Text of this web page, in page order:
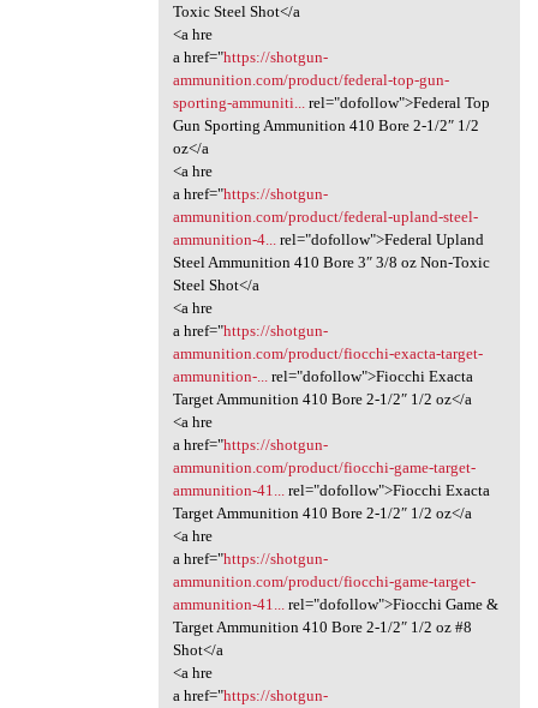
Toxic Steel Shot</a
<a hre
a href="https://shotgun-
ammunition.com/product/federal-top-gun-
sporting-ammuniti...rel="dofollow">Federal Top
Gun Sporting Ammunition 410 Bore 2-1/2″ 1/2
oz</a
<a hre
a href="https://shotgun-
ammunition.com/product/federal-upland-steel-
ammunition-4...rel="dofollow">Federal Upland
Steel Ammunition 410 Bore 3″ 3/8 oz Non-Toxic
Steel Shot</a
<a hre
a href="https://shotgun-
ammunition.com/product/fiocchi-exacta-target-
ammunition-...rel="dofollow">Fiocchi Exacta
Target Ammunition 410 Bore 2-1/2″ 1/2 oz</a
<a hre
a href="https://shotgun-
ammunition.com/product/fiocchi-game-target-
ammunition-41...rel="dofollow">Fiocchi Exacta
Target Ammunition 410 Bore 2-1/2″ 1/2 oz</a
<a hre
a href="https://shotgun-
ammunition.com/product/fiocchi-game-target-
ammunition-41...rel="dofollow">Fiocchi Game &
Target Ammunition 410 Bore 2-1/2″ 1/2 oz #8
Shot</a
<a hre
a href="https://shotgun-